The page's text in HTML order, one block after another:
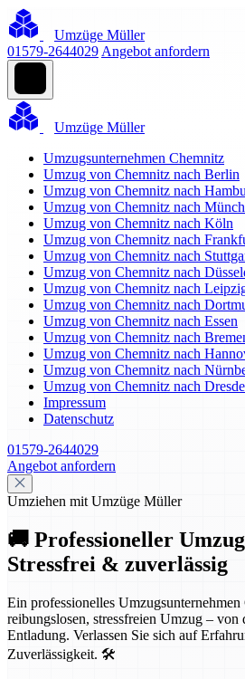
Umzüge Müller
01579-2644029 Angebot anfordern
Umzüge Müller
Umzugsunternehmen Chemnitz
Umzug von Chemnitz nach Berlin
Umzug von Chemnitz nach
Umzug von Chemnitz nach
Umzug von Chemnitz nach Köln
Umzug von Chemnitz nach
Umzug von Chemnitz nach
Umzug von Chemnitz nach
Umzug von Chemnitz nach
Umzug von Chemnitz nach
Umzug von Chemnitz nach Essen
Umzug von Chemnitz nach
Umzug von Chemnitz nach
Umzug von Chemnitz nach
Umzug von Chemnitz nach
Impressum
Datenschutz
01579-2644029
Angebot anfordern
Umziehen mit Umzüge Müller
🚚 Professioneller
Stressfrei & zuverlässig
Ein professionelles
reibungslosen, stressfreien Umzug – von
Entladung. Verlassen Sie sich auf
Zuverlässigkeit. 🛠️